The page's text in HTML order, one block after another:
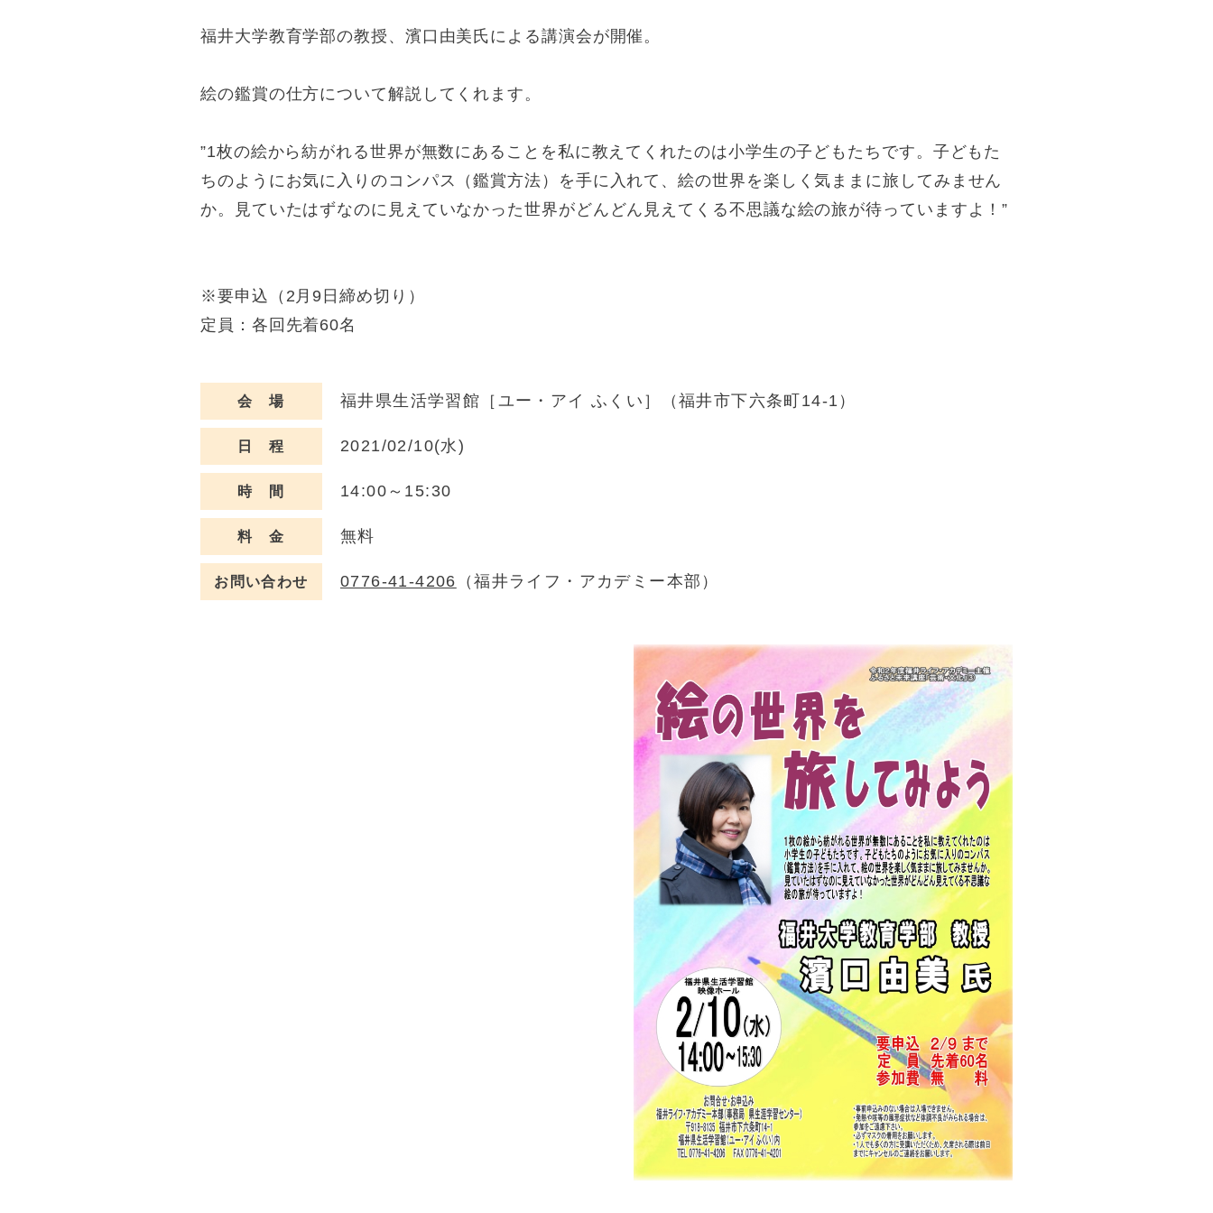
福井大学教育学部の教授、濱口由美氏による講演会が開催。
絵の鑑賞の仕方について解説してくれます。
”1枚の絵から紡がれる世界が無数にあることを私に教えてくれたのは小学生の子どもたちです。子どもた
ちのようにお気に入りのコンパス（鑑賞方法）を手に入れて、絵の世界を楽しく気ままに旅してみません
か。見ていたはずなのに見えていなかった世界がどんどん見えてくる不思議な絵の旅が待っていますよ！”
※要申込（2月9日締め切り）
定員：各回先着60名
会 場 福井県生活学習館［ユー・アイ ふくい］（福井市下六条町14-1）
日 程 2021/02/10(水)
時 間 14:00～15:30
料 金 無料
お問い合わせ 0776-41-4206 （福井ライフ・アカデミー本部）